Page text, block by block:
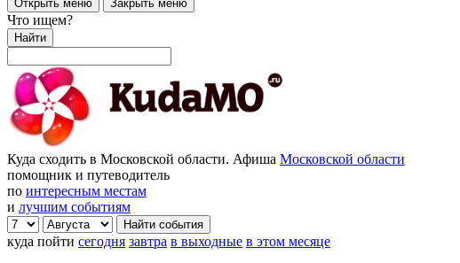
Открыть меню Закрыть меню
Что ищем?
Найти
Куда сходить в Московской области. Афиша Московской области
помощник и путеводитель
по интересным местам
и лучшим событиям
куда пойти сегодня завтра в выходные в этом месяце